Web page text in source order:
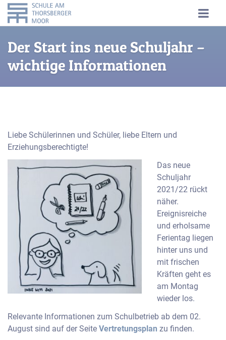
Der Start ins neue Schuljahr –
wichtige Informationen
Liebe Schülerinnen und Schüler, liebe Eltern und
Erziehungsberechtigte!
Das neue
Schuljahr
2021/22 rückt
näher.
Ereignisreiche
und erholsame
Ferientag liegen
hinter uns und
mit frischen
Kräften geht es
am Montag
wieder los.
Relevante Informationen zum Schulbetrieb ab dem 02.
August sind auf der Seite Vertretungsplan zu finden.